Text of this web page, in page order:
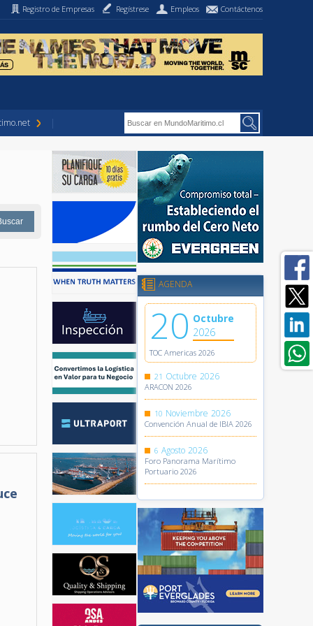
Registro de Empresas Regístrese Empleos Contáctenos
AGENDA
20 Octubre
2026
TOC Americas 2026
21 Octubre 2026
ARACON 2026
10 Noviembre 2026
Convención Anual de IBIA 2026
6 Agosto 2026
Foro Panorama Marítimo
Portuario 2026